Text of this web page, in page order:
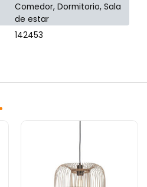
Comedor, Dormitorio, Sala
de estar
142453